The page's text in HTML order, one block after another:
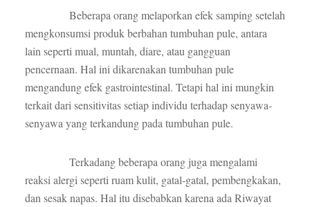
Beberapa orang melaporkan efek samping setelah
mengkonsumsi produk berbahan tumbuhan pule, antara
lain seperti mual, muntah, diare, atau gangguan
pencernaan. Hal ini dikarenakan tumbuhan pule
mengandung efek gastrointestinal. Tetapi hal ini mungkin
terkait dari sensitivitas setiap individu terhadap senyawa-
senyawa yang terkandung pada tumbuhan pule.
Terkadang beberapa orang juga mengalami
reaksi alergi seperti ruam kulit, gatal-gatal, pembengkakan,
dan sesak napas. Hal itu disebabkan karena ada Riwayat